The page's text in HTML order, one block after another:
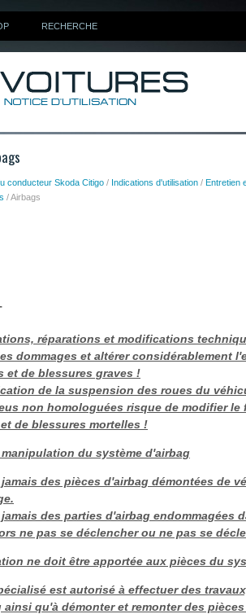
RECHERCHE
conducteur Skoda Citigo / Indications d'utilisation / Entretien
/ Airbags
réparations et modifications
dommages et altérer considérablement
et de blessures graves !
de la suspension des roues du
non homologuées risque de modifier
de blessures mortelles !
du système d'airbag
jamais des pièces d'airbag démontées de
jamais des parties d'airbag endommagées
ne pas se déclencher ou ne pas se
ne doit être apportée aux pièces du
est autorisé à effectuer des
ainsi qu'à démonter et remonter des